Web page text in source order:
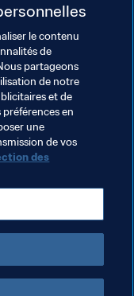
chaque jeune
aux jeunes du
impossible. Tout ce
vos rêves et vous
le contenu
de
partageons
de notre
et de
en
une
de vos
des